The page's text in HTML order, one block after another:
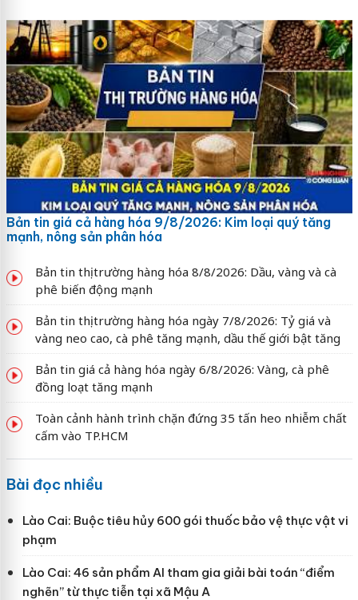
Bản tin giá cả hàng hóa 9/8/2026: Kim loại quý tăng
mạnh, nông sản phân hóa
Bản tin thị trường hàng hóa 8/8/2026: Dầu, vàng và cà
phê biến động mạnh
Bản tin thị trường hàng hóa ngày 7/8/2026: Tỷ giá và
vàng neo cao, cà phê tăng mạnh, dầu thế giới bật tăng
Bản tin giá cả hàng hóa ngày 6/8/2026: Vàng, cà phê
đồng loạt tăng mạnh
Toàn cảnh hành trình chặn đứng 35 tấn heo nhiễm chất
cấm vào TP.HCM
Bài đọc nhiều
Lào Cai: Buộc tiêu hủy 600 gói thuốc bảo vệ thực vật vi
phạm
Lào Cai: 46 sản phẩm AI tham gia giải bài toán “điểm
nghẽn” từ thực tiễn tại xã Mậu A